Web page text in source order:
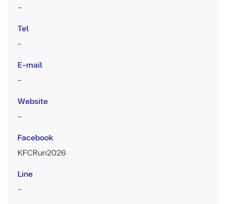
-
Tel
-
E-mail
-
Website
-
Facebook
KFCRun2026
Line
-